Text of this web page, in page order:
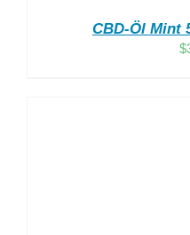
CBD-Öl Mint
$